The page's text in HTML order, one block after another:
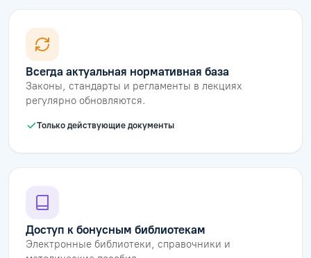
Всегда актуальная нормативная база
Законы, стандарты и регламенты в лекциях
регулярно обновляются.
Только действующие документы
Доступ к бонусным библиотекам
Электронные библиотеки, справочники и